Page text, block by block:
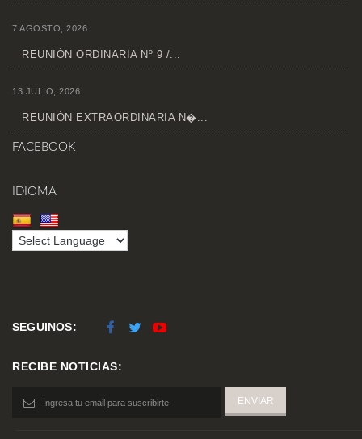
7 AGOSTO, 2026
REUNIÓN ORDINARIA Nº 9 /...
13 JULIO, 2026
REUNIÓN EXTRAORDINARIA N�...
FACEBOOK
IDIOMA
SEGUINOS:
RECIBE NOTICIAS: